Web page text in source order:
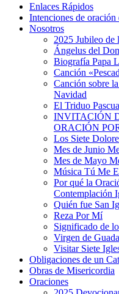
Enlaces Rápidos
Intenciones de oración
Nosotros
2025 Jubileo de
Ángelus del
Biografía Papa
Canción
Canción sobre
Navidad
El Triduo
INVITACIÓN
ORACIÓN
Los Siete
Mes de Junio
Mes de Mayo
Música Tú Me
Por qué la
Contemplación
Quién fue San
Reza Por Mí
Significado de
Virgen de
Visitar Siete
Obligaciones de un
Obras de Misericordia
Oraciones